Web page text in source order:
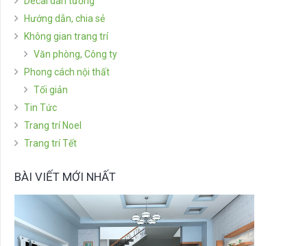
Hướng dẫn, chia sẻ
Không gian trang trí
Văn phòng, Công ty
Phong cách nội thất
Tối giản
Tin Tức
Trang trí Noel
Trang trí Tết
BÀI VIẾT MỚI NHẤT